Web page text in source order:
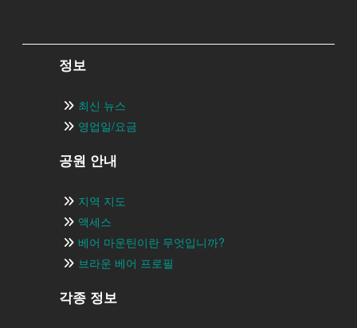
정보
최신 뉴스
영업일/요금
공원 안내
지역 지도
액세스
베어 마운틴이란 무엇입니까?
브라운 베어 프로필
각종 정보